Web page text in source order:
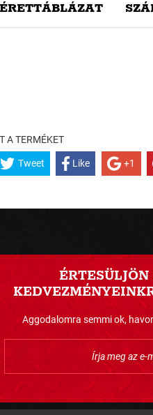
A TERMÉKET
Tweet Like +1
Aggodalomra semmi ok,